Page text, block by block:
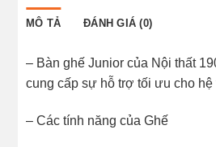
MÔ TẢ ĐÁNH GIÁ (0)
– Bàn ghế Junior của Nội thất
cung cấp sự hỗ trợ tối ưu cho
– Các tính năng của Ghế